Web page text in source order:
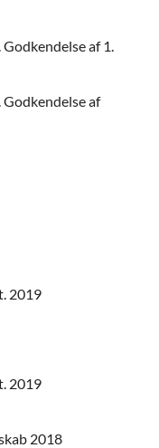
af 1.
af
2019
2019
2018